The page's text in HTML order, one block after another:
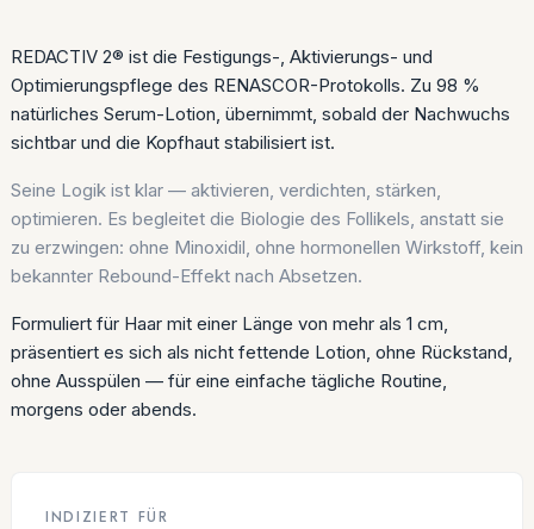
REDACTIV 2® ist die Festigungs-, Aktivierungs- und
Optimierungspflege des RENASCOR-Protokolls. Zu 98 %
natürliches Serum-Lotion, übernimmt, sobald der Nachwuchs
sichtbar und die Kopfhaut stabilisiert ist.
Seine Logik ist klar — aktivieren, verdichten, stärken,
optimieren. Es begleitet die Biologie des Follikels, anstatt sie
zu erzwingen: ohne Minoxidil, ohne hormonellen Wirkstoff, kein
bekannter Rebound-Effekt nach Absetzen.
Formuliert für Haar mit einer Länge von mehr als 1 cm,
präsentiert es sich als nicht fettende Lotion, ohne Rückstand,
ohne Ausspülen — für eine einfache tägliche Routine,
morgens oder abends.
INDIZIERT FÜR